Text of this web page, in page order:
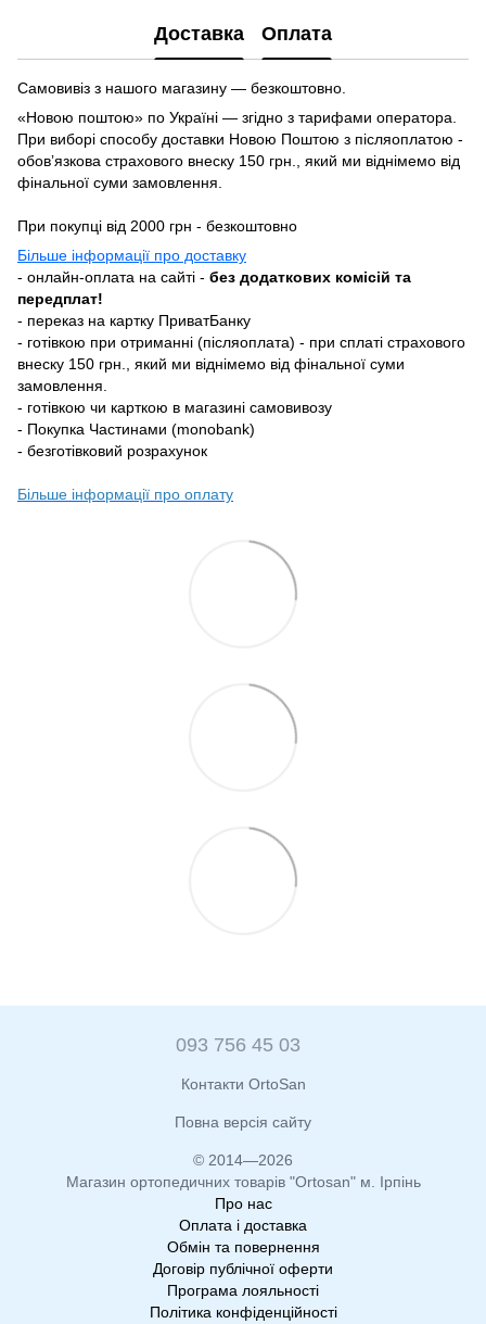
Доставка Оплата
Самовивіз з нашого магазину — безкоштовно.
«Новою поштою» по Україні — згідно з тарифами оператора.
При виборі способу доставки Новою Поштою з післяоплатою -
обовʼязкова страхового внеску 150 грн., який ми віднімемо від
фінальної суми замовлення.
При покупці від 2000 грн - безкоштовно
Більше інформації про доставку
- онлайн-оплата на сайті - без додаткових комісій та
передплат!
- переказ на картку ПриватБанку
- готівкою при отриманні (післяоплата) - при сплаті страхового
внеску 150 грн., який ми віднімемо від фінальної суми
замовлення.
- готівкою чи карткою в магазині самовивозу
- Покупка Частинами (monobank)
- безготівковий розрахунок
Більше інформації про оплату
093 756 45 03
Контакти OrtoSan
Повна версія сайту
© 2014—2026
Магазин ортопедичних товарів "Ortosan" м. Ірпінь
Про нас
Оплата і доставка
Обмін та повернення
Договір публічної оферти
Програма лояльності
Політика конфіденційності